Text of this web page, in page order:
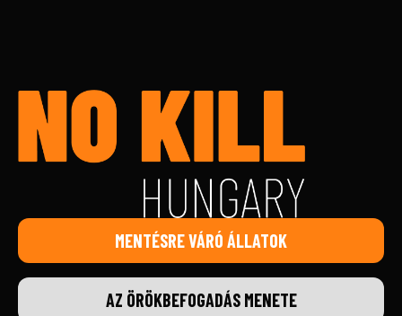
MENTÉSRE VÁRÓ ÁLLATOK
AZ ÖRÖKBEFOGADÁS MENETE